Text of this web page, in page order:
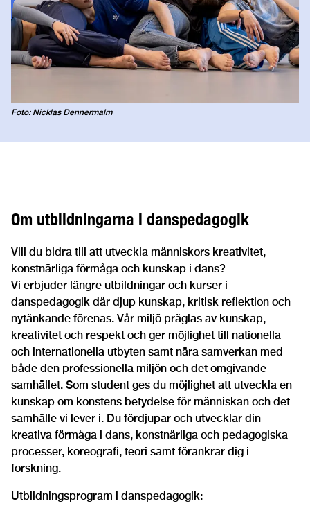
Foto: Nicklas Dennermalm
Om utbildningarna i danspedagogik
Vill du bidra till att utveckla människors kreativitet,
konstnärliga förmåga och kunskap i dans?
Vi erbjuder längre utbildningar och kurser i
danspedagogik där djup kunskap, kritisk reflektion och
nytänkande förenas. Vår miljö präglas av kunskap,
kreativitet och respekt och ger möjlighet till nationella
och internationella utbyten samt nära samverkan med
både den professionella miljön och det omgivande
samhället. Som student ges du möjlighet att utveckla en
kunskap om konstens betydelse för människan och det
samhälle vi lever i. Du fördjupar och utvecklar din
kreativa förmåga i dans, konstnärliga och pedagogiska
processer, koreografi, teori samt förankrar dig i
forskning.
Utbildningsprogram i danspedagogik: